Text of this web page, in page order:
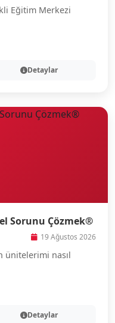
Eğitim Merkezi
Detaylar
Sorunu Çözmek®
19 Ağustos 2026
ünitelerimi nasıl
Detaylar